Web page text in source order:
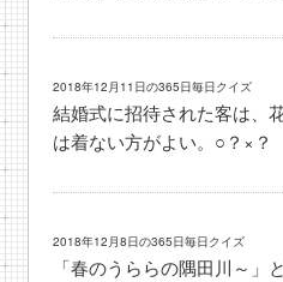
2018年12月11日の365日毎日クイズ
結婚式に招待された客は、
は着ない方がよい。○？×？
2018年12月8日の365日毎日クイズ
「春のうららの隅田川～